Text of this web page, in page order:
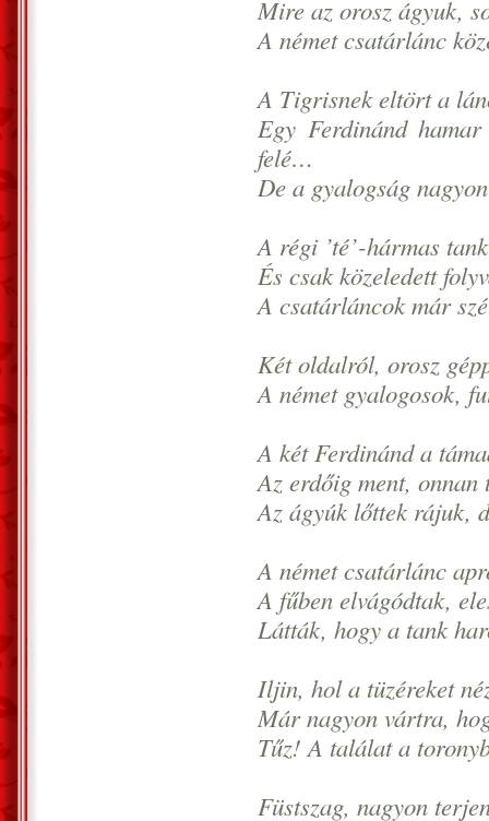
Mire az orosz ágyuk,
A német csatárlánc
A Tigrisnek eltört a
Egy Ferdinánd
felé…
De a gyalogság
A régi ’té’-hármas
És csak közeledett
A csatárláncok már
Két oldalról, orosz
A német gyalogosok,
A két Ferdinánd a
Az erdőig ment,
Az ágyúk lőttek rájuk,
A német csatárlánc
A fűben elvágódtak,
Látták, hogy a tank
Iljin, hol a tüzéreket
Már nagyon vártra,
Tűz! A találat a
Füstszag, nagyon